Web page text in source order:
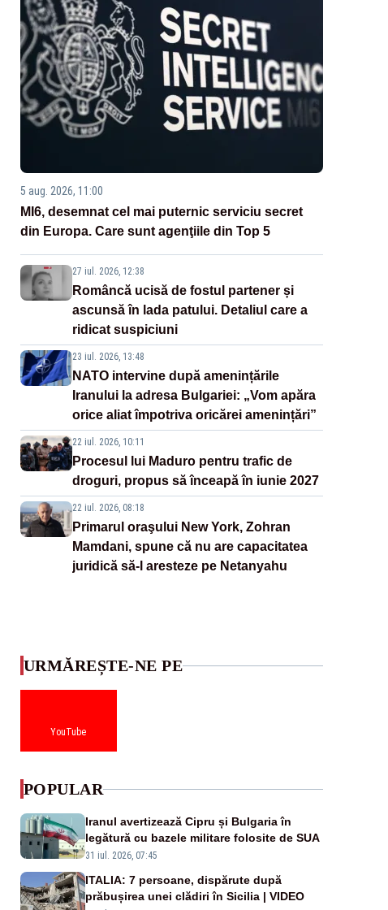
5 aug. 2026, 11:00
MI6, desemnat cel mai puternic serviciu secret
din Europa. Care sunt agenţiile din Top 5
27 iul. 2026, 12:38
Româncă ucisă de fostul partener și
ascunsă în lada patului. Detaliul care a
ridicat suspiciuni
23 iul. 2026, 13:48
NATO intervine după amenințările
Iranului la adresa Bulgariei: „Vom apăra
orice aliat împotriva oricărei amenințări”
22 iul. 2026, 10:11
Procesul lui Maduro pentru trafic de
droguri, propus să înceapă în iunie 2027
22 iul. 2026, 08:18
Primarul oraşului New York, Zohran
Mamdani, spune că nu are capacitatea
juridică să-l aresteze pe Netanyahu
URMĂREȘTE-NE PE
YouTube
POPULAR
Iranul avertizează Cipru și Bulgaria în
legătură cu bazele militare folosite de SUA
31 iul. 2026, 07:45
ITALIA: 7 persoane, dispărute după
prăbușirea unei clădiri în Sicilia | VIDEO